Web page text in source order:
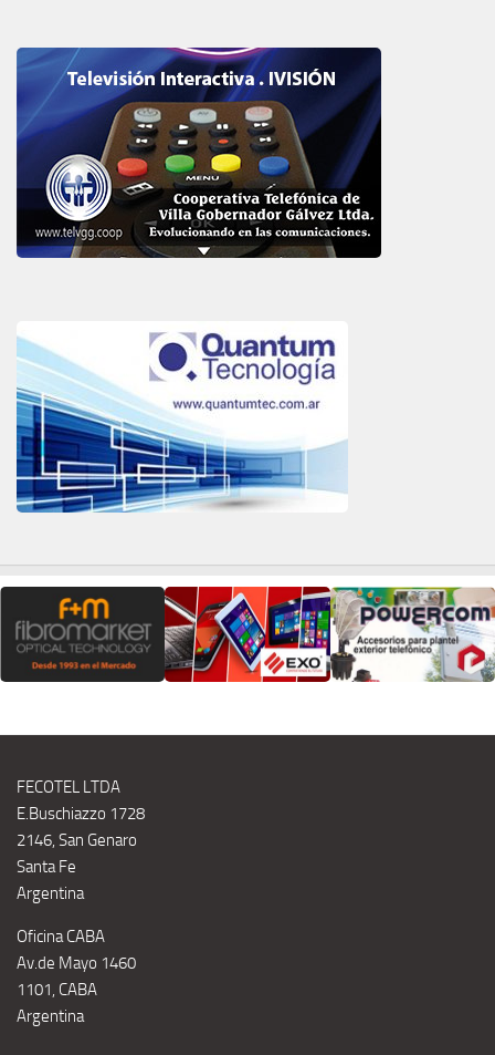
FECOTEL LTDA
E.Buschiazzo 1728
2146, San Genaro
Santa Fe
Argentina
Oficina CABA
Av.de Mayo 1460
1101, CABA
Argentina